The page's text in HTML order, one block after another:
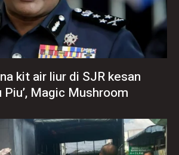
kit air liur di SJR kesan
Piu’, Magic Mushroom